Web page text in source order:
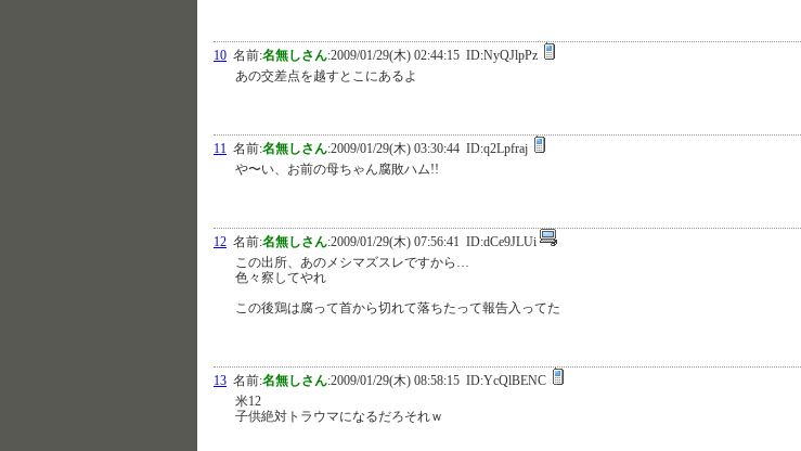
10 名前:名無しさん:2009/01/29(木) 02:44:15 ID:NyQJlpPz
あの交差点を越すとこにあるよ
11 名前:名無しさん:2009/01/29(木) 03:30:44 ID:q2Lpfraj
や〜い、お前の母ちゃん腐敗ハム!!
12 名前:名無しさん:2009/01/29(木) 07:56:41 ID:dCe9JLUi
この出所、あのメシマズスレですから…
色々察してやれ
この後鶏は腐って首から切れて落ちたって報告入ってた
13 名前:名無しさん:2009/01/29(木) 08:58:15 ID:YcQlBENC
米12
子供絶対トラウマになるだろそれｗ